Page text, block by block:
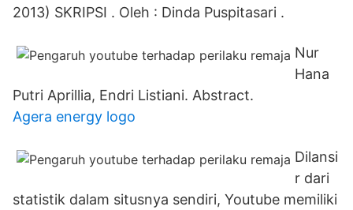
2013) SKRIPSI . Oleh : Dinda Puspitasari .
Nur
Hana
Putri Aprillia, Endri Listiani. Abstract.
Agera energy logo
Dilansi
r dari
statistik dalam situsnya sendiri, Youtube memiliki